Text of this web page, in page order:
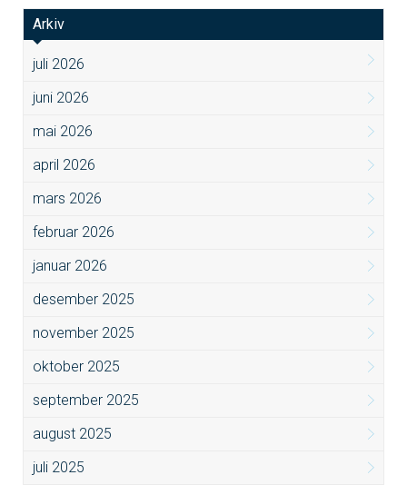
Arkiv
juli 2026
juni 2026
mai 2026
april 2026
mars 2026
februar 2026
januar 2026
desember 2025
november 2025
oktober 2025
september 2025
august 2025
juli 2025